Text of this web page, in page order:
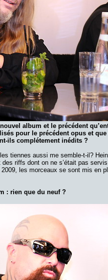
album et le précédent
pour le précédent opus et
ils complétement inédits ?
tiennes aussi me semble-t-il?
riffs dont on ne s’était pas
les morceaux se sont mis en
: rien que du neuf ?